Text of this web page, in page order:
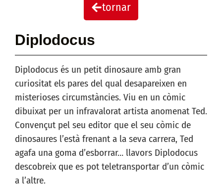
tornar
Diplodocus
Diplodocus és un petit dinosaure amb gran
curiositat els pares del qual desapareixen en
misterioses circumstàncies. Viu en un còmic
dibuixat per un infravalorat artista anomenat Ted.
Convençut pel seu editor que el seu còmic de
dinosaures l’està frenant a la seva carrera, Ted
agafa una goma d’esborrar… llavors Diplodocus
descobreix que es pot teletransportar d’un còmic
a l’altre.